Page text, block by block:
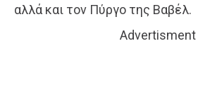
αλλά και τον Πύργο της Βαβέλ.
Advertisment